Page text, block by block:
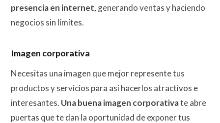
presencia en internet, generando ventas y haciendo
negocios sin límites.
Imagen corporativa
Necesitas una imagen que mejor represente tus
productos y servicios para así hacerlos atractivos e
interesantes. Una buenaimagen corporativate abre
puertas que te dan la oportunidad de exponer tus